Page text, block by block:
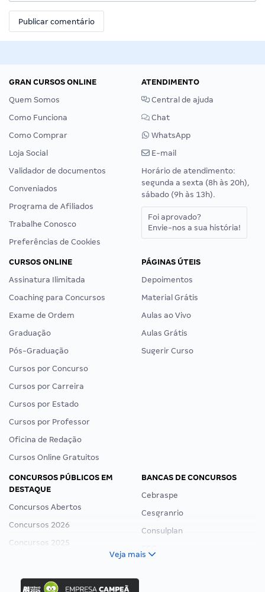
GRAN CURSOS ONLINE
Quem Somos
Como Funciona
Como Comprar
Loja Social
Validador de documentos
Conveniados
Programa de Afiliados
Trabalhe Conosco
Preferências de Cookies
ATENDIMENTO
Central de ajuda
Chat
WhatsApp
E-mail
Horário de atendimento:
segunda a sexta (8h às 20h),
sábado (9h às 13h).
Foi aprovado?
Envie-nos a sua história!
CURSOS ONLINE
Assinatura Ilimitada
Coaching para Concursos
Exame de Ordem
Graduação
Pós-Graduação
Cursos por Concurso
Cursos por Carreira
Cursos por Estado
Cursos por Professor
Oficina de Redação
Cursos Online Gratuitos
PÁGINAS ÚTEIS
Depoimentos
Material Grátis
Aulas ao Vivo
Aulas Grátis
Sugerir Curso
CONCURSOS PÚBLICOS EM
DESTAQUE
Concursos Abertos
Concursos 2026
Concursos 2025
Concurso Ibama
BANCAS DE CONCURSOS
Cebraspe
Cesgranrio
Consulplan
Veja mais